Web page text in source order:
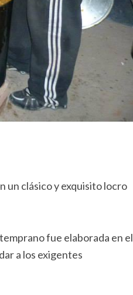
un clásico y exquisito locro
fue elaborada en el
a los exigentes